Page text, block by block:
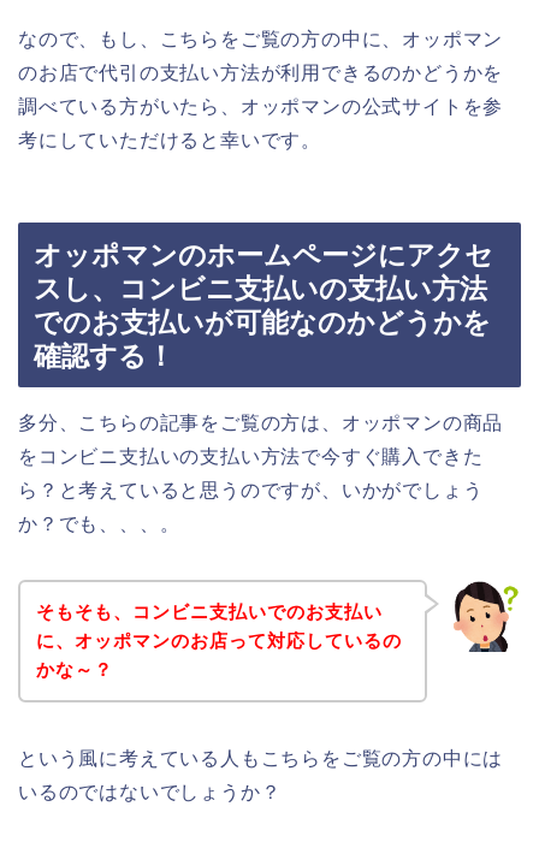
なので、もし、こちらをご覧の方の中に、オッポマン
のお店で代引の支払い方法が利用できるのかどうかを
調べている方がいたら、オッポマンの公式サイトを参
考にしていただけると幸いです。
オッポマンのホームページにアクセ
スし、コンビニ支払いの支払い方法
でのお支払いが可能なのかどうかを
確認する！
多分、こちらの記事をご覧の方は、オッポマンの商品
をコンビニ支払いの支払い方法で今すぐ購入できた
ら？と考えていると思うのですが、いかがでしょう
か？でも、、、。
そもそも、コンビニ支払いでのお支払い
に、オッポマンのお店って対応しているの
かな～？
という風に考えている人もこちらをご覧の方の中には
いるのではないでしょうか？